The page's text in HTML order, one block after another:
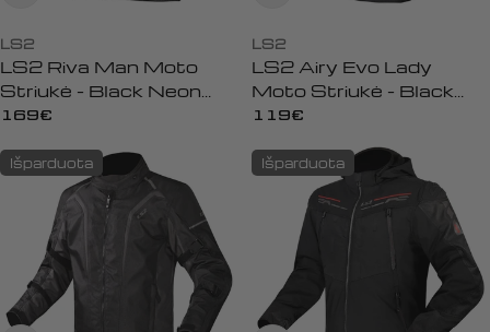
LS2
LS2 Riva Man Moto
Striukė - Black Neon
Yellow
Įprasta
169€
LS2
LS2 Airy Evo Lady
Moto Striukė - Black
Grey Yellow
Įprasta
119€
Išparduota Išparduota